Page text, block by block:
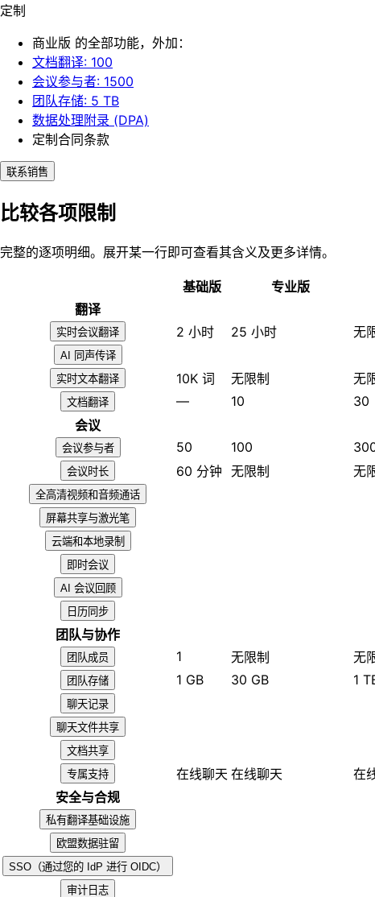
定制
商业版 的全部功能，外加：
文档翻译: 100
会议参与者: 1500
团队存储: 5 TB
数据处理附录 (DPA)
定制合同条款
联系销售
比较各项限制
完整的逐项明细。展开某一行即可查看其含义及更多详情。
基础版 专业版
翻译
实时会议翻译 2 小时 25 小时 无
AI 同声传译
实时文本翻译
10K 词 无限制 无
文档翻译 — 10 30
会议
会议参与者 50 100
会议时长 60 分钟 无限制 无
全高清视频和音频通话
屏幕共享与激光笔
云端和本地录制
即时会议
AI 会议回顾
日历同步
团队与协作
团队成员 1 无限制 无
团队存储 1 GB 30 GB 1
聊天记录
聊天文件共享
文档共享
专属支持
在线聊天 在线聊天 在
安全与合规
私有翻译基础设施
欧盟数据驻留
SSO（通过您的 IdP 进行 OIDC）
审计日志